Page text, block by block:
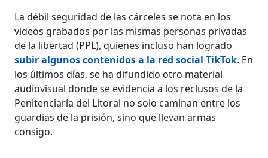
La débil seguridad de las cárceles se nota en los
videos grabados por las mismas personas privadas
de la libertad (PPL), quienes incluso han logrado
subir algunos contenidos a la red social TikTok. En
los últimos días, se ha difundido otro material
audiovisual donde se evidencia a los reclusos de la
Penitenciaría del Litoral no solo caminan entre los
guardias de la prisión, sino que llevan armas
consigo.